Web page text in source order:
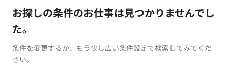
お探しの条件のお仕事は見つかりませんでし
た。
条件を変更するか、もう少し広い条件設定で検索してみてくだ
さい。